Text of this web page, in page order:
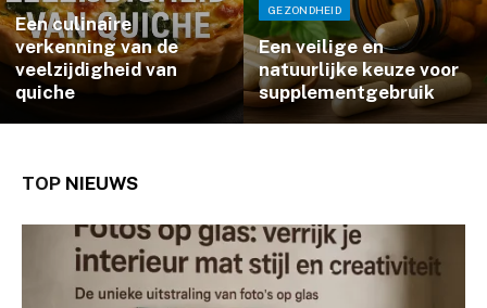
Een culinaire
verkenning van de
veelzijdigheid van
quiche
GEZONDHEID
Een veilige en
natuurlijke keuze voor
supplementgebruik
TOP NIEUWS